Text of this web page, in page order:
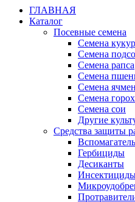
ГЛАВНАЯ
Каталог
Посевные семена
Семена
Семена
Семена рапса
Семена
Семена
Семена
Семена сои
Другие
Средства защиты
Гербициды
Десиканты